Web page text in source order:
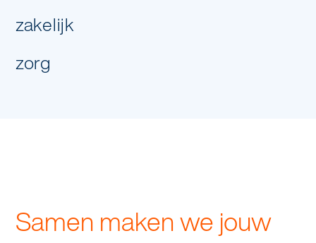
zakelijk
zorg
Samen maken we jouw